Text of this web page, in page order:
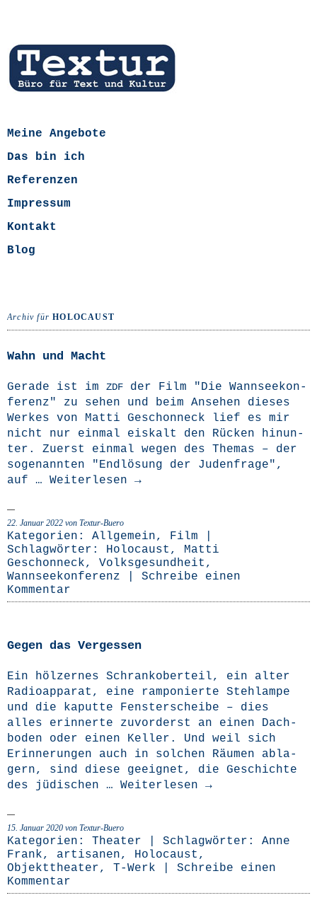
Meine Angebote
Das bin ich
Referenzen
Impressum
Kontakt
Blog
Archiv fürHOLOCAUST
Wahn und Macht
Gera­de ist im ZDF der Film "Die Wann­see­kon­
fe­renz" zu sehen und beim Anse­hen die­ses
Wer­kes von Mat­ti Geschon­neck lief es mir
nicht nur ein­mal eis­kalt den Rücken hin­un­
ter. Zuerst ein­mal wegen des The­mas – der
soge­nann­ten "End­lö­sung der Juden­fra­ge",
auf … Wei­ter­le­sen →
22. Januar 2022 von Textur-Buero
Kategorien: Allgemein, Film
Schlagwörter: Holocaust , Matti
Geschonneck, Volksgesundheit ,
Wannseekonferenz
Schreibe einen
Kommentar
Gegen das Vergessen
Ein höl­zer­nes Schrank­o­ber­teil, ein alter
Radio­ap­pa­rat, eine ram­po­nier­te Steh­lam­pe
und die kaput­te Fens­ter­schei­be – dies
alles erin­ner­te zuvor­derst an einen Dach­
bo­den oder einen Kel­ler. Und weil sich
Erin­ne­run­gen auch in sol­chen Räu­men abla­
gern, sind die­se geeig­net, die Geschich­te
des jüdi­schen … Wei­ter­le­sen →
15. Januar 2020 von Textur-Buero
Kategorien: Theater | Schlagwörter: Anne
Frank, artisanen, Holocaust ,
Objekttheater, T-Werk
Schreibe einen
Kommentar